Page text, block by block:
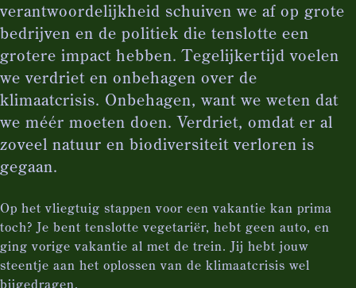
verantwoordelijkheid schuiven we af op grote
bedrijven en de politiek die tenslotte een
grotere impact hebben. Tegelijkertijd voelen
we verdriet en onbehagen over de
klimaatcrisis. Onbehagen, want we weten dat
we méér moeten doen. Verdriet, omdat er al
zoveel natuur en biodiversiteit verloren is
gegaan.
Op het vliegtuig stappen voor een vakantie kan prima
toch? Je bent tenslotte vegetariër, hebt geen auto, en
ging vorige vakantie al met de trein. Jij hebt jouw
steentje aan het oplossen van de klimaatcrisis wel
bijgedragen.